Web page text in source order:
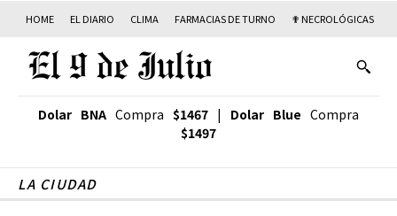
HOME EL DIARIO CLIMA FARMACIAS DE TURNO ✟ NECROLÓGICAS
Dolar BNA Compra $1467 | Dolar Blue Compra
$1497
LA CIUDAD